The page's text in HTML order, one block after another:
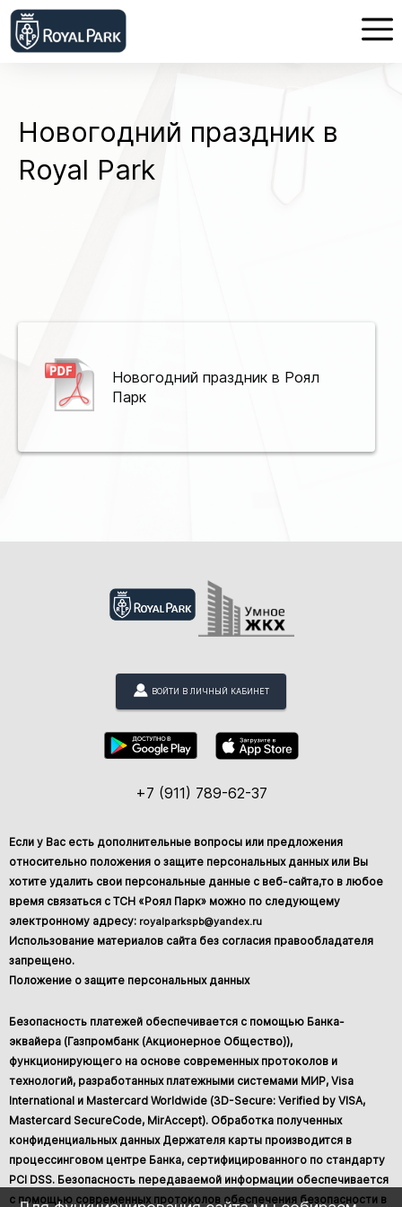
Новогодний праздник в
Royal Park
Новогодний праздник в Роял
Парк
ВОЙТИ В ЛИЧНЫЙ КАБИНЕТ
+7 (911) 789-62-37
Если у Вас есть дополнительные вопросы или предложения
относительно положения о защите персональных данных или Вы
хотите удалить свои персональные данные с веб-сайта,то в любое
время связаться с ТСН «Роял Парк» можно по следующему
электронному адресу: royalparkspb@yandex.ru
Использование материалов сайта без согласия правообладателя
запрещено.
Положение о защите персональных данных
Безопасность платежей обеспечивается с помощью Банка-
эквайера (Газпромбанк (Акционерное Общество)),
функционирующего на основе современных протоколов и
технологий, разработанных платежными системами МИР, Visa
International и Mastercard Worldwide (3D-Secure: Verified by VISA,
Mastercard SecureCode, MirAccept). Обработка полученных
конфиденциальных данных Держателя карты производится в
процессинговом центре Банка, сертифицированного по стандарту
PCI DSS. Безопасность передаваемой информации обеспечивается
с помощью современных протоколов обеспечения безопасности в